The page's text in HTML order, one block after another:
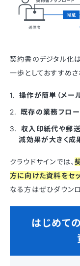
契約書のデジタル化
一歩としておすすめさ
操作が簡単（メー
既存の業務フロー
収入印紙代や郵
減効果が大きく成
クラウドサインでは、
方に向けた資料をセ
なる方はぜひダウンロ
はじめて